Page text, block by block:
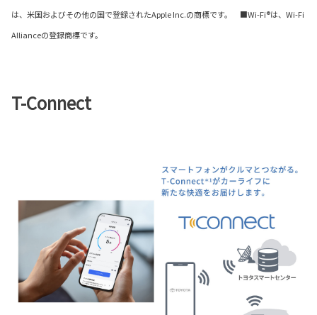
は、米国およびその他の国で登録されたApple Inc.の商標です。 ■Wi-Fi®は、Wi-Fi
Allianceの登録商標です。
T-Connect